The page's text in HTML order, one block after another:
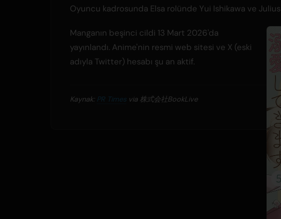
Oyuncu kadrosunda Elsa rolünde Yui Ishikawa ve
Manganın beşinci cildi 13 Mart 2026'da
yayınlandı. Anime'nin resmi web sitesi ve X (eski
adıyla Twitter) hesabı şu an aktif.
Kaynak: PR Times via 株式会社BookLive